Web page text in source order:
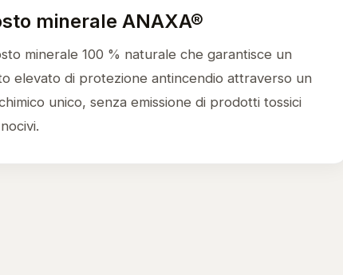
minerale ANAXA®
minerale 100 % naturale che garantisce un
elevato di protezione antincendio attraverso un
unico, senza emissione di prodotti tossici